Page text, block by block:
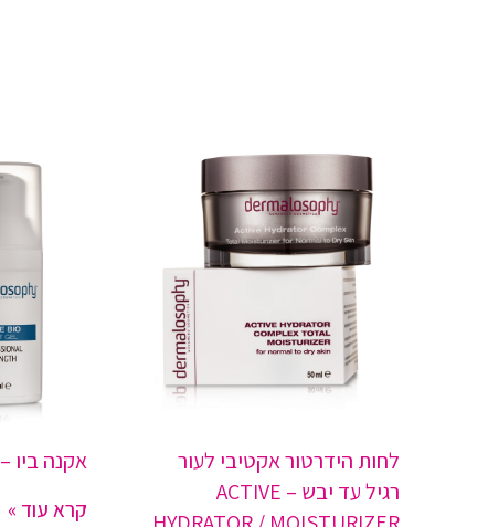
לחות הידרטור אקטיבי לעור
רגיל עד יבש – ACTIVE
אקנה ביו – ACN.E BIO
קרא עוד »